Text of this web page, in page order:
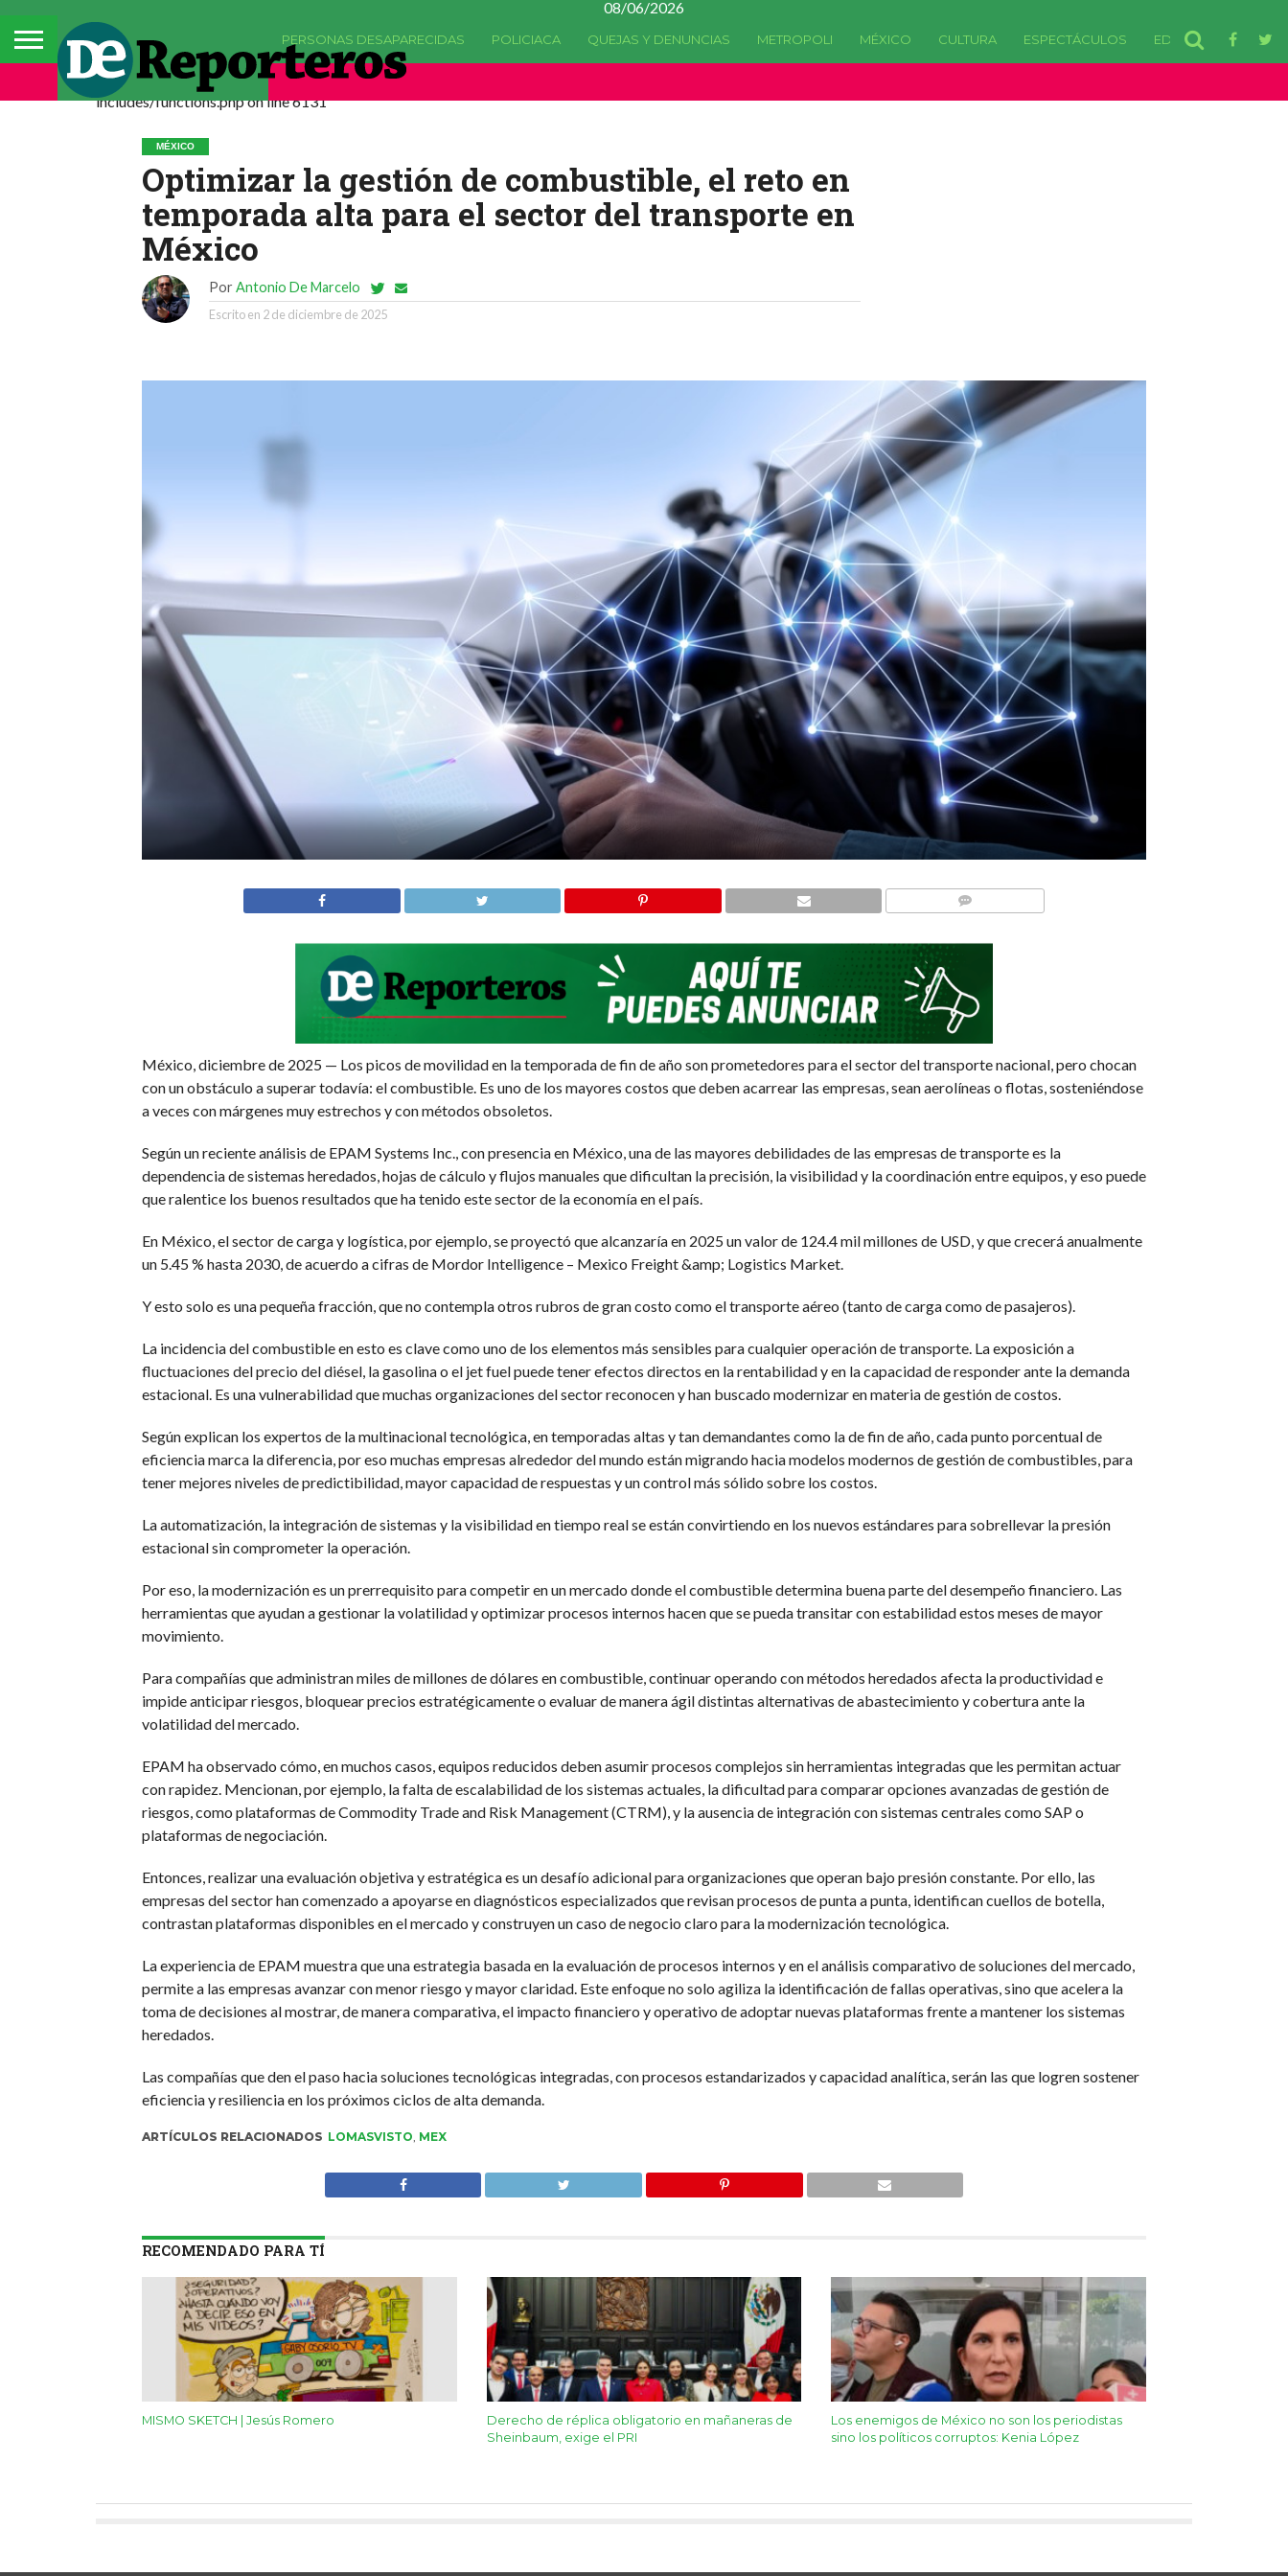
08/06/2026
PERSONAS DESAPARECIDAS POLICIACA QUEJAS Y DENUNCIAS METROPOLI MÉXICO CULTURA ESPECTÁCULOS EDOMEX
Deprecated: La función comments_popup_script ha quedado
includes/functions.php on line 6131
MÉXICO
Optimizar la gestión de combustible, el reto en
temporada alta para el sector del transporte en
México
Por Antonio De Marcelo
Escrito en 2 de diciembre de 2025
México, diciembre de 2025 — Los picos de movilidad en la temporada de fin de año son prometedores para el sector del transporte nacional, pero chocan
con un obstáculo a superar todavía: el combustible. Es uno de los mayores costos que deben acarrear las empresas, sean aerolíneas o flotas, sosteniéndose
a veces con márgenes muy estrechos y con métodos obsoletos.
Según un reciente análisis de EPAM Systems Inc., con presencia en México, una de las mayores debilidades de las empresas de transporte es la
dependencia de sistemas heredados, hojas de cálculo y flujos manuales que dificultan la precisión, la visibilidad y la coordinación entre equipos, y eso puede
que ralentice los buenos resultados que ha tenido este sector de la economía en el país.
En México, el sector de carga y logística, por ejemplo, se proyectó que alcanzaría en 2025 un valor de 124.4 mil millones de USD, y que crecerá anualmente
un 5.45 % hasta 2030, de acuerdo a cifras de Mordor Intelligence – Mexico Freight &amp; Logistics Market.
Y esto solo es una pequeña fracción, que no contempla otros rubros de gran costo como el transporte aéreo (tanto de carga como de pasajeros).
La incidencia del combustible en esto es clave como uno de los elementos más sensibles para cualquier operación de transporte. La exposición a
fluctuaciones del precio del diésel, la gasolina o el jet fuel puede tener efectos directos en la rentabilidad y en la capacidad de responder ante la demanda
estacional. Es una vulnerabilidad que muchas organizaciones del sector reconocen y han buscado modernizar en materia de gestión de costos.
Según explican los expertos de la multinacional tecnológica, en temporadas altas y tan demandantes como la de fin de año, cada punto porcentual de
eficiencia marca la diferencia, por eso muchas empresas alrededor del mundo están migrando hacia modelos modernos de gestión de combustibles, para
tener mejores niveles de predictibilidad, mayor capacidad de respuestas y un control más sólido sobre los costos.
La automatización, la integración de sistemas y la visibilidad en tiempo real se están convirtiendo en los nuevos estándares para sobrellevar la presión
estacional sin comprometer la operación.
Por eso, la modernización es un prerrequisito para competir en un mercado donde el combustible determina buena parte del desempeño financiero. Las
herramientas que ayudan a gestionar la volatilidad y optimizar procesos internos hacen que se pueda transitar con estabilidad estos meses de mayor
movimiento.
Para compañías que administran miles de millones de dólares en combustible, continuar operando con métodos heredados afecta la productividad e
impide anticipar riesgos, bloquear precios estratégicamente o evaluar de manera ágil distintas alternativas de abastecimiento y cobertura ante la
volatilidad del mercado.
EPAM ha observado cómo, en muchos casos, equipos reducidos deben asumir procesos complejos sin herramientas integradas que les permitan actuar
con rapidez. Mencionan, por ejemplo, la falta de escalabilidad de los sistemas actuales, la dificultad para comparar opciones avanzadas de gestión de
riesgos, como plataformas de Commodity Trade and Risk Management (CTRM), y la ausencia de integración con sistemas centrales como SAP o
plataformas de negociación.
Entonces, realizar una evaluación objetiva y estratégica es un desafío adicional para organizaciones que operan bajo presión constante. Por ello, las
empresas del sector han comenzado a apoyarse en diagnósticos especializados que revisan procesos de punta a punta, identifican cuellos de botella,
contrastan plataformas disponibles en el mercado y construyen un caso de negocio claro para la modernización tecnológica.
La experiencia de EPAM muestra que una estrategia basada en la evaluación de procesos internos y en el análisis comparativo de soluciones del mercado,
permite a las empresas avanzar con menor riesgo y mayor claridad. Este enfoque no solo agiliza la identificación de fallas operativas, sino que acelera la
toma de decisiones al mostrar, de manera comparativa, el impacto financiero y operativo de adoptar nuevas plataformas frente a mantener los sistemas
heredados.
Las compañías que den el paso hacia soluciones tecnológicas integradas, con procesos estandarizados y capacidad analítica, serán las que logren sostener
eficiencia y resiliencia en los próximos ciclos de alta demanda.
ARTÍCULOS RELACIONADOS LOMASVISTO MEX
RECOMENDADO PARA TÍ
MISMO SKETCH | Jesús Romero
Derecho de réplica obligatorio en mañaneras de
Sheinbaum, exige el PRI
Los enemigos de México no son los periodistas
sino los políticos corruptos: Kenia López